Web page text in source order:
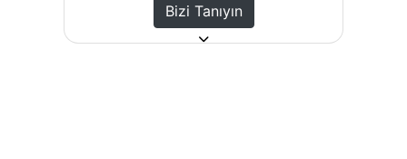
Bizi Tanıyın